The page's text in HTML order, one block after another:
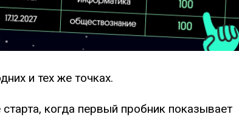
и тех же точках.
когда первый пробник показывает